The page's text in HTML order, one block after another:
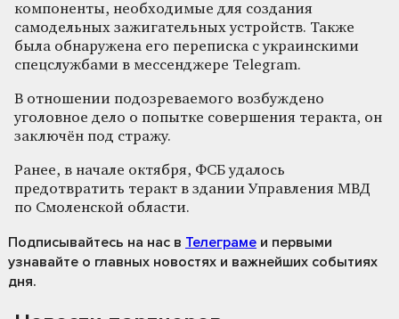
компоненты, необходимые для создания
самодельных зажигательных устройств. Также
была обнаружена его переписка с украинскими
спецслужбами в мессенджере Telegram.
В отношении подозреваемого возбуждено
уголовное дело о попытке совершения теракта, он
заключён под стражу.
Ранее, в начале октября, ФСБ удалось
предотвратить теракт в здании Управления МВД
по Смоленской области.
Подписывайтесь на нас в Телеграме и первыми
узнавайте о главных новостях и важнейших событиях
дня.